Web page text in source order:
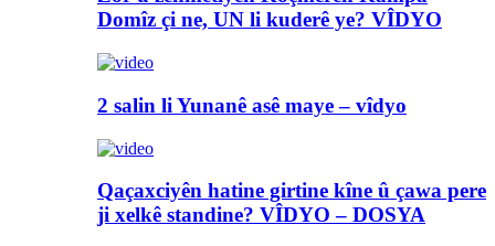
Domîz çi ne, UN li kuderê ye? VÎDYO
2 salin li Yunanê asê maye – vîdyo
Qaçaxciyên hatine girtine kîne û çawa pere
ji xelkê standine? VÎDYO – DOSYA